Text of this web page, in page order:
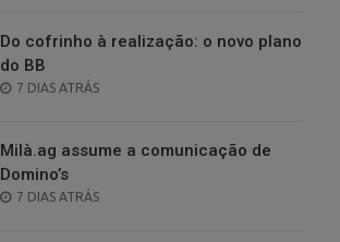
Do cofrinho à realização: o novo plano
do BB
POSTED
7 DIAS ATRÁS
Milà.ag assume a comunicação de
Domino’s
POSTED
7 DIAS ATRÁS